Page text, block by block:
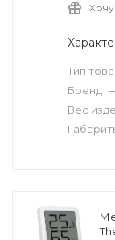
Тип
Бренд
Вес